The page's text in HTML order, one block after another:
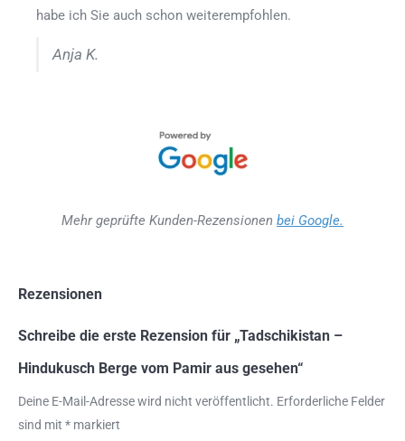
habe ich Sie auch schon weiterempfohlen.
Anja K.
Mehr geprüfte Kunden-Rezensionen bei Google.
Rezensionen
Schreibe die erste Rezension für „Tadschikistan –
Hindukusch Berge vom Pamir aus gesehen“
Deine E-Mail-Adresse wird nicht veröffentlicht. Erforderliche Felder
sind mit * markiert